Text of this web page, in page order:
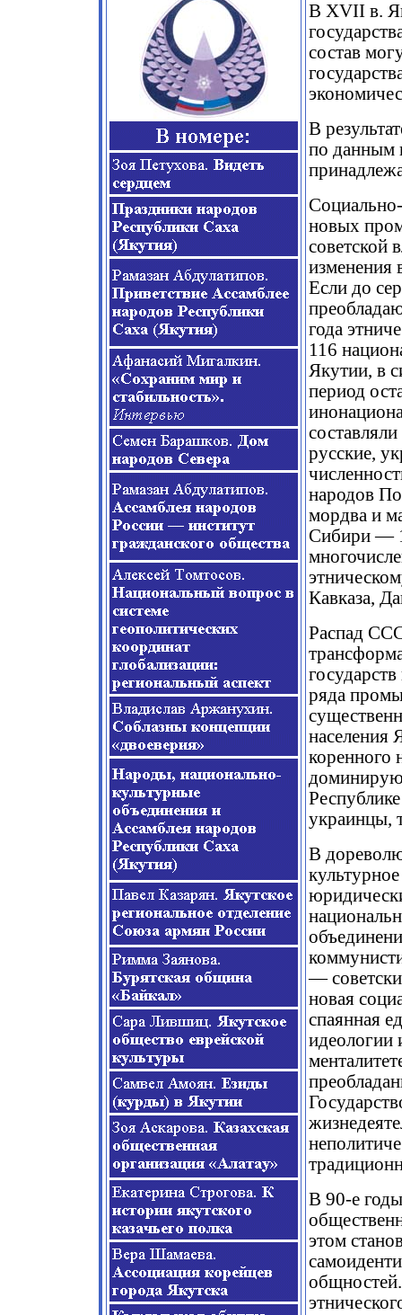
В XVII в.
состав
В
по данным
новых
советской
изменения
Если до
года
116
Якутии, в
период
русские,
народов
мордва и
Сибири —
Кавказа,
Распад
ряда
населения
коренного
украинцы,
В
—
новая
спаянная
идеологии
В 90-е
этом